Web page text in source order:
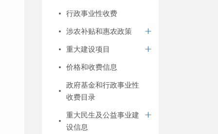
行政事业性收费
涉农补贴和惠农政策
重大建设项目
价格和收费信息
政府基金和行政事业性
收费目录
重大民生及公益事业建
设信息